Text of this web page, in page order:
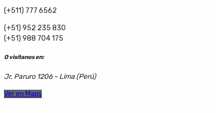
(+511) 777 6562
(+51) 952 235 830
(+51) 988 704 175
O visítanos en:
Jr. Paruro 1206 – Lima (Perú)
Ver en Maps